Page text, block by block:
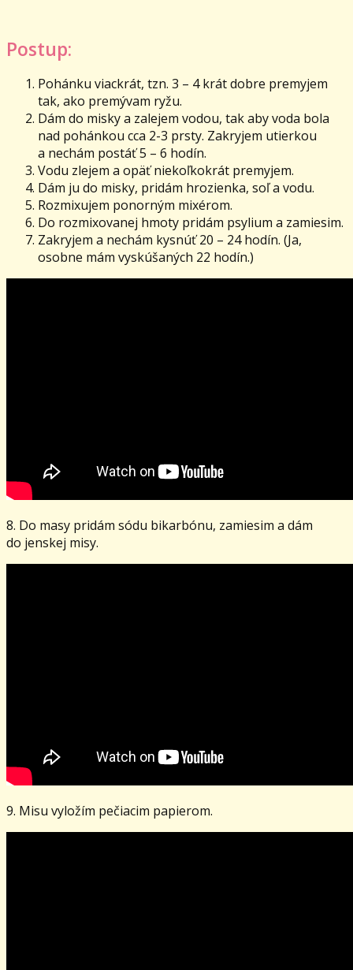
Postup:
Pohánku viackrát, tzn. 3 – 4 krát dobre premyjem
tak, ako premývam ryžu.
Dám do misky a zalejem vodou, tak aby voda bola
nad pohánkou cca 2-3 prsty. Zakryjem utierkou
a nechám postáť 5 – 6 hodín.
Vodu zlejem a opäť niekoľkokrát premyjem.
Dám ju do misky, pridám hrozienka, soľ a vodu.
Rozmixujem ponorným mixérom.
Do rozmixovanej hmoty pridám psylium a zamiesim.
Zakryjem a nechám kysnúť 20 – 24 hodín. (Ja,
osobne mám vyskúšaných 22 hodín.)
8. Do masy pridám sódu bikarbónu, zamiesim a dám
do jenskej misy.
9. Misu vyložím pečiacim papierom.